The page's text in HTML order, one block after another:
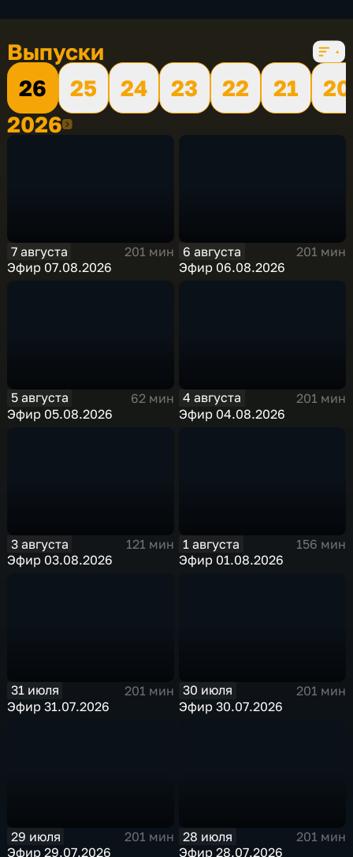
Выпуски
26
25 24 23 22 21
20
20262026
7 августа
201 мин
Эфир 07.08.2026
6 августа
201 мин
Эфир 06.08.2026
5 августа
62 мин
Эфир 05.08.2026
4 августа
201 мин
Эфир 04.08.2026
3 августа
121 мин
Эфир 03.08.2026
1 августа
156 мин
Эфир 01.08.2026
31 июля
201 мин
Эфир 31.07.2026
30 июля
201 мин
Эфир 30.07.2026
29 июля
201 мин
Эфир 29.07.2026
28 июля
201 мин
Эфир 28.07.2026